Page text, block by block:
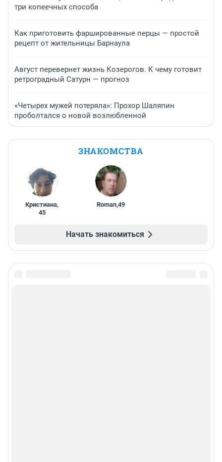
три копеечных способа
Как приготовить фаршированные перцы — простой
рецепт от жительницы Барнаула
Август перевернет жизнь Козерогов. К чему готовит
ретроградный Сатурн — прогноз
«Четырех мужей потеряла»: Прохор Шаляпин
проболтался о новой возлюбленной
ЗНАКОМСТВА
Кристиана,
45
Roman,49
Начать знакомиться